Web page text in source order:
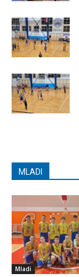
MLADI
Mladi